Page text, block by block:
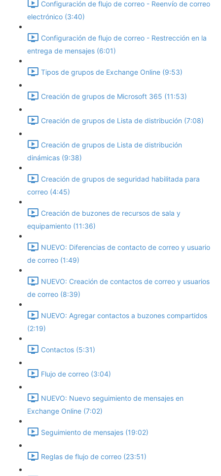
Configuración de flujo de correo - Reenvío de correo
electrónico (3:40)
Configuración de flujo de correo - Restrección en la
entrega de mensajes (6:01)
Tipos de grupos de Exchange Online (9:53)
Creación de grupos de Microsoft 365 (11:53)
Creación de grupos de Lista de distribución (7:08)
Creación de grupos de Lista de distribución
dinámicas (9:38)
Creación de grupos de seguridad habilitada para
correo (4:45)
Creación de buzones de recursos de sala y
equipamiento (11:36)
NUEVO: Diferencias de contacto de correo y usuario
de correo (1:49)
NUEVO: Creación de contactos de correo y usuarios
de correo (8:39)
NUEVO: Agregar contactos a buzones compartidos
(2:19)
Contactos (5:31)
Flujo de correo (3:04)
NUEVO: Nuevo seguimiento de mensajes en
Exchange Online (7:02)
Seguimiento de mensajes (19:02)
Reglas de flujo de correo (23:51)